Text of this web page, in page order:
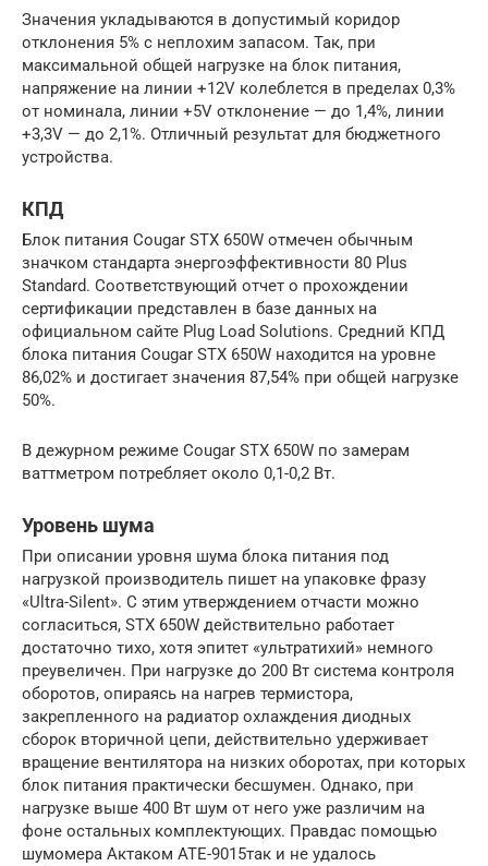
Значения укладываются в допустимый коридор
отклонения 5% с неплохим запасом. Так, при
максимальной общей нагрузке на блок питания,
напряжение на линии +12V колеблется в пределах 0,3%
от номинала, линии +5V отклонение — до 1,4%, линии
+3,3V — до 2,1%. Отличный результат для бюджетного
устройства.
КПД
Блок питания Cougar STX 650W отмечен обычным
значком стандарта энергоэффективности 80 Plus
Standard. Соответствующий отчет о прохождении
сертификации представлен в базе данных на
официальном сайте Plug Load Solutions. Средний КПД
блока питания Cougar STX 650W находится на уровне
86,02% и достигает значения 87,54% при общей нагрузке
50%.
В дежурном режиме Cougar STX 650W по замерам
ваттметром потребляет около 0,1-0,2 Вт.
Уровень шума
При описании уровня шума блока питания под
нагрузкой производитель пишет на упаковке фразу
«Ultra-Silent». С этим утверждением отчасти можно
согласиться, STX 650W действительно работает
достаточно тихо, хотя эпитет «ультратихий» немного
преувеличен. При нагрузке до 200 Вт система контроля
оборотов, опираясь на нагрев термистора,
закрепленного на радиатор охлаждения диодных
сборок вторичной цепи, действительно удерживает
вращение вентилятора на низких оборотах, при которых
блок питания практически бесшумен. Однако, при
нагрузке выше 400 Вт шум от него уже различим на
фоне остальных комплектующих. Правдас помощью
шумомера Актаком АТЕ-9015так и не удалось